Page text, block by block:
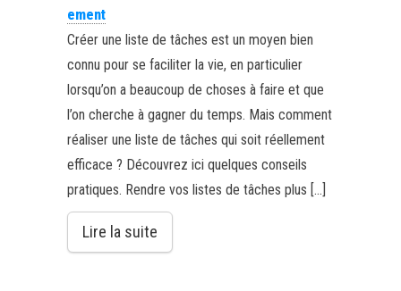
ement
Créer une liste de tâches est un moyen bien
connu pour se faciliter la vie, en particulier
lorsqu’on a beaucoup de choses à faire et que
l’on cherche à gagner du temps. Mais comment
réaliser une liste de tâches qui soit réellement
efficace ? Découvrez ici quelques conseils
pratiques. Rendre vos listes de tâches plus […]
Lire la suite